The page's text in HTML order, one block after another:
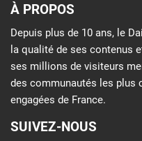
À PROPOS
Depuis plus de 10 ans, le
la qualité de ses contenus
ses millions de visiteurs
des communautés les plus
engagées de France.
SUIVEZ-NOUS